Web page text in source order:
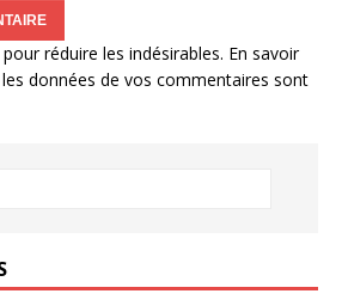
réduire les indésirables. En savoir
données de vos commentaires sont